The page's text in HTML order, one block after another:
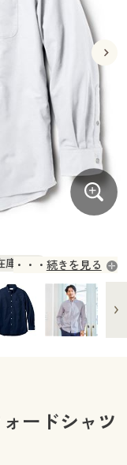
あり
在庫あり
続きを見る
ードシャツ